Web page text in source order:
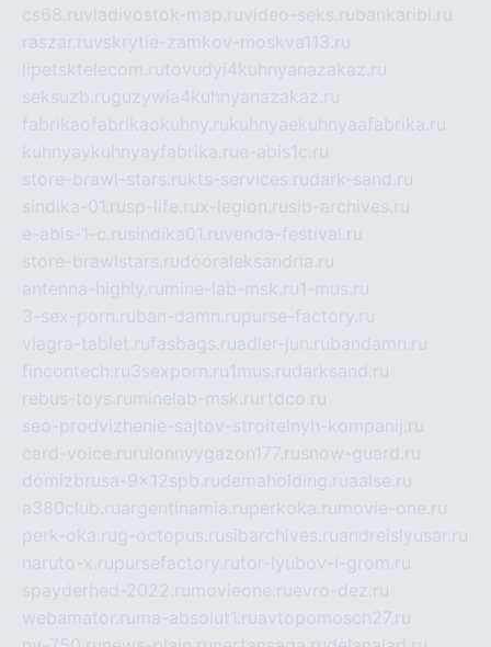
cs68.ruvladivostok-map.ruvideo-seks.rubankaribi.ru
raszar.ruvskrytie-zamkov-moskva113.ru
lipetsktelecom.rutovudyi4kuhnyanazakaz.ru
seksuzb.ruguzywia4kuhnyanazakaz.ru
fabrikaofabrikaokuhny.rukuhnyaekuhnyaafabrika.ru
kuhnyaykuhnyayfabrika.rue-abis1c.ru
store-brawl-stars.rukts-services.rudark-sand.ru
sindika-01.rusp-life.rux-legion.rusib-archives.ru
e-abis-1-c.rusindika01.ruvenda-festival.ru
store-brawlstars.rudooraleksandria.ru
antenna-highly.ru mine-lab-msk.ru1-mus.ru
3-sex-porn.ruban-damn.rupurse-factory.ru
viagra-tablet.rufasbags.ruadler-jun.rubandamn.ru
fincontech.ru3sexporn.ru1mus.rudarksand.ru
rebus-toys.ru minelab-msk.ru rtdco.ru
seo-prodvizhenie-sajtov-stroitelnyh-kompanij.ru
card-voice.ru rulonnyygazon177.rusnow-guard.ru
domizbrusa-9x12spb.rudemaholding.ruaalse.ru
a380club.ruargentinamia.ruperkoka.ru movie-one.ru
perk-oka.rug-octopus.rusibarchives.ruandreislyusar.ru
naruto-x.rupursefactory.rutor-lyubov-i-grom.ru
spayderhed-2022.ru movieone.ruevro-dez.ru
webamator.ru ma-absolut1.ruavtopomosch27.ru